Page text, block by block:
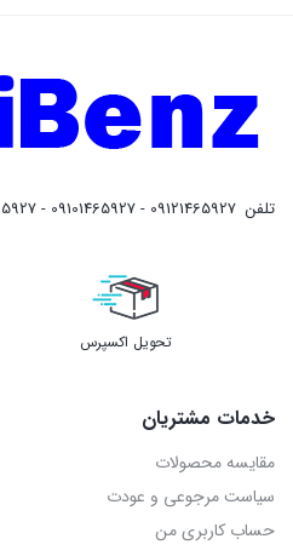
تلفن09121465927 - 09101465927 - 09391465927 - 02136915773
خدمات مشتریان
مقایسه محصولات
حساب کاربری من
پرداخت
فروشگاه اینترنتی دلفی بنز ،